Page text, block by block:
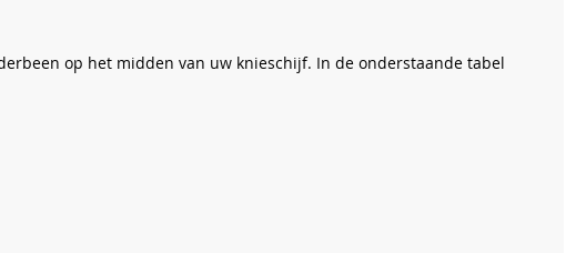
op het midden van uw knieschijf. In de onderstaande tabel